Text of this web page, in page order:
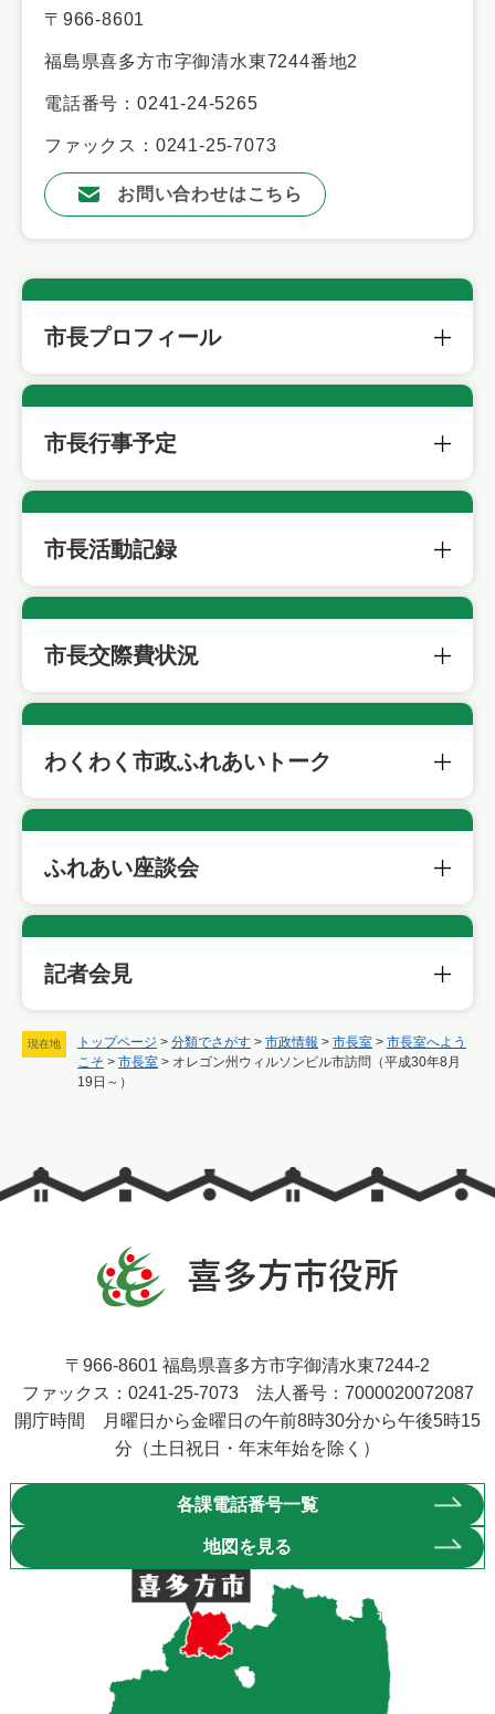
現在地 トップページ > 分類でさがす > 市政情報 > 市長室 > 市長室へよう
こそ > 市長室 > オレゴン州ウィルソンビル市訪問（平成30年8月
19日～）
〒966-8601
福島県喜多方市字御清水東7244番地2
電話番号：0241-24-5265
ファックス：0241-25-7073
お問い合わせはこちら
市長プロフィール
市長行事予定
市長活動記録
市長交際費状況
わくわく市政ふれあいトーク
ふれあい座談会
記者会見
〒966-8601 福島県喜多方市字御清水東7244-2
ファックス：0241-25-7073 法人番号：7000020072087
開庁時間 月曜日から金曜日の午前8時30分から午後5時15
分（土日祝日・年末年始を除く）
各課電話番号一覧
地図を見る